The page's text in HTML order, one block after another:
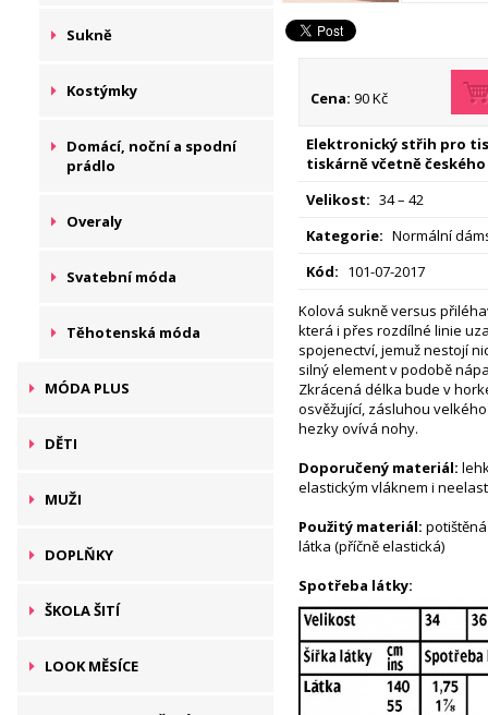
Sukně
Kostýmky
Domácí, noční a spodní
prádlo
Overaly
Svatební móda
Těhotenská móda
MÓDA PLUS
DĚTI
MUŽI
DOPLŇKY
ŠKOLA ŠITÍ
LOOK MĚSÍCE
Cena: 90 Kč
Elektronický střih pro
tiskárně včetně českého
Velikost: 34 – 42
Kategorie: Normální
Kód: 101-07-2017
Kolová sukně versus
která i přes rozdílné linie
spojenectví, jemuž nestojí
silný element v podobě
Zkrácená délka bude v
osvěžující, zásluhou
hezky ovívá nohy.
Doporučený materiál:
elastickým vláknem i
Použitý materiál:
látka (příčně elastická)
Spotřeba látky: